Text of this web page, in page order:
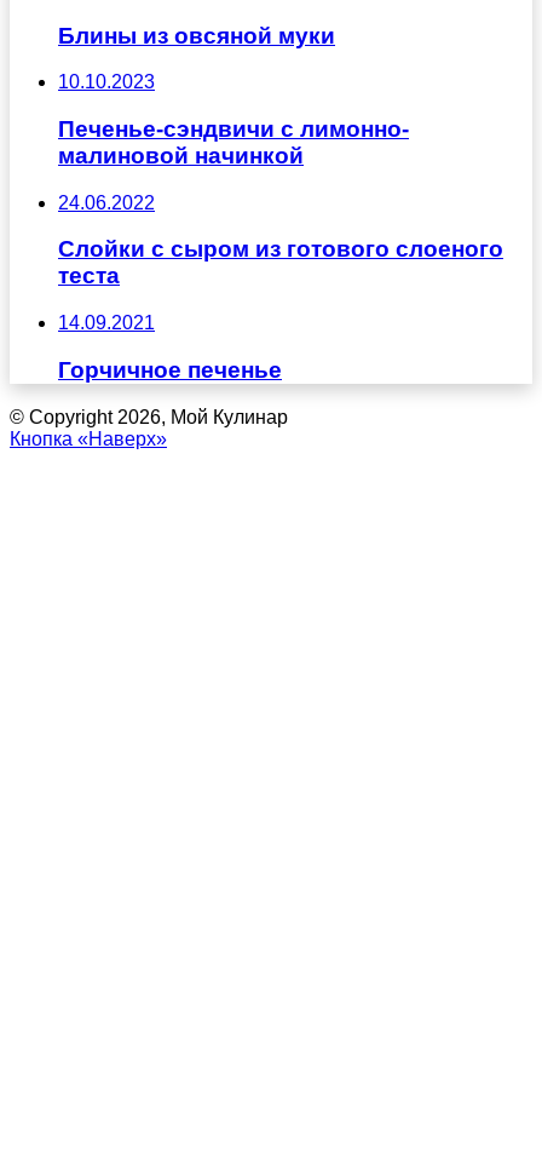
Блины из овсяной муки
10.10.2023
Печенье-сэндвичи с лимонно-
малиновой начинкой
24.06.2022
Слойки с сыром из готового слоеного
теста
14.09.2021
Горчичное печенье
© Copyright 2026, Мой Кулинар
Кнопка «Наверх»